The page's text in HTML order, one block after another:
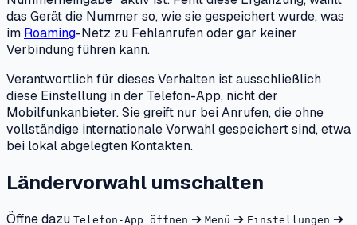
das Gerät die Nummer so, wie sie gespeichert wurde, was
im Roaming-Netz zu Fehlanrufen oder gar keiner
Verbindung führen kann.
Verantwortlich für dieses Verhalten ist ausschließlich
diese Einstellung in der Telefon-App, nicht der
Mobilfunkanbieter. Sie greift nur bei Anrufen, die ohne
vollständige internationale Vorwahl gespeichert sind, etwa
bei lokal abgelegten Kontakten.
Ländervorwahl umschalten
Öffne dazu Telefon-App öffnen ➔ Menü ➔ Einstellungen ➔